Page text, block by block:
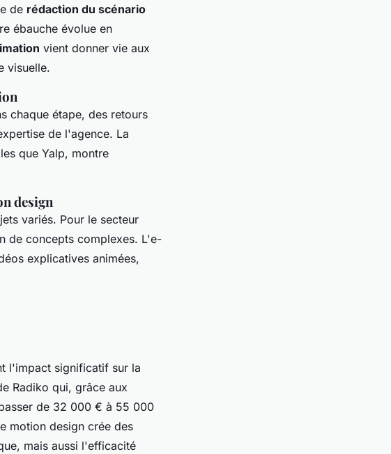
de rédaction du scénario
ébauche évolue en
vient donner vie aux
visuelle.
chaque étape, des retours
de l'agence. La
que Yalp, montre
design
variés. Pour le secteur
de concepts complexes. L'e-
explicatives animées,
l'impact significatif sur la
Radiko qui, grâce aux
de 32 000 € à 55 000
motion design crée des
mais aussi l'efficacité